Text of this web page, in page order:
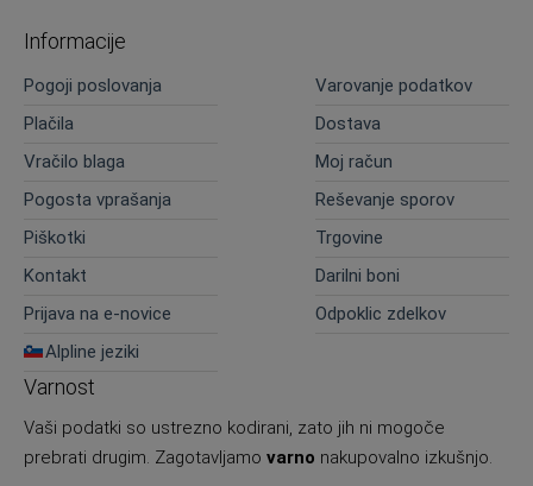
Informacije
Pogoji poslovanja
Varovanje podatkov
Plačila
Dostava
Vračilo blaga
Moj račun
Pogosta vprašanja
Reševanje sporov
Piškotki
Trgovine
Kontakt
Darilni boni
Prijava na e-novice
Odpoklic zdelkov
Alpline jeziki
Varnost
Vaši podatki so ustrezno kodirani, zato jih ni mogoče
prebrati drugim. Zagotavljamo varno nakupovalno izkušnjo.